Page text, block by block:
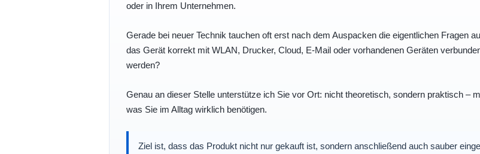
oder in Ihrem Unternehmen.
Gerade bei neuer Technik tauchen oft erst nach dem Auspacken die eigentlichen Fragen
das Gerät korrekt mit WLAN, Drucker, Cloud, E-Mail oder vorhandenen Geräten
werden?
Genau an dieser Stelle unterstütze ich Sie vor Ort: nicht theoretisch, sondern praktisch –
was Sie im Alltag wirklich benötigen.
Ziel ist, dass das Produkt nicht nur gekauft ist, sondern anschließend auch sauber